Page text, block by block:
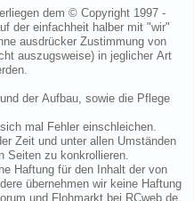
dem © Copyright 1997 -
der einfachheit halber mit "wir"
ausdrücker Zustimmung von
auszugsweise) in jeglicher Art
der Aufbau, sowie die Pflege
mal Fehler einschleichen.
Zeit und unter allen Umständen
Seiten zu konkrollieren.
Haftung für den Inhalt der von
übernehmen wir keine Haftung
und Flohmarkt bei RCweb.de.